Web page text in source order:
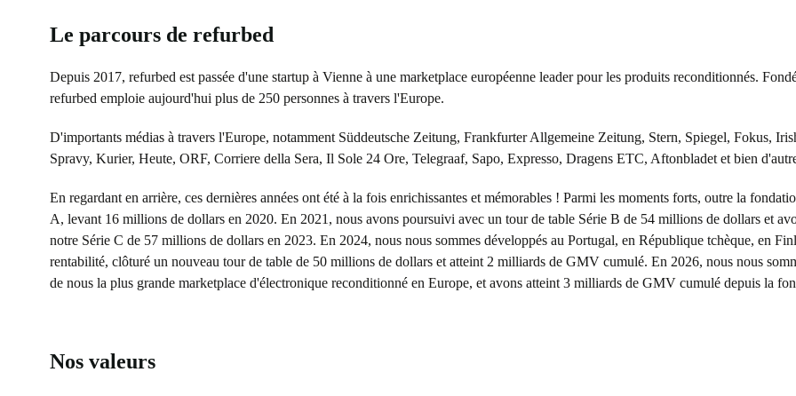
Le parcours de refurbed
Depuis 2017, refurbed est passée d'une startup à Vienne à une marketplace européenne leader pour les produits reconditionnés.
refurbed emploie aujourd'hui plus de 250 personnes à travers l'Europe.
D'importants médias à travers l'Europe, notamment Süddeutsche Zeitung, Frankfurter Allgemeine Zeitung, Stern, Spiegel, Fokus,
Spravy, Kurier, Heute, ORF, Corriere della Sera, Il Sole 24 Ore, Telegraaf, Sapo, Expresso, Dragens ETC, Aftonbladet et bien
En regardant en arrière, ces dernières années ont été à la fois enrichissantes et mémorables ! Parmi les moments forts, outre la
A, levant 16 millions de dollars en 2020. En 2021, nous avons poursuivi avec un tour de table Série B de 54 millions de dollars et
notre Série C de 57 millions de dollars en 2023. En 2024, nous nous sommes développés au Portugal, en République tchèque, en
rentabilité, clôturé un nouveau tour de table de 50 millions de dollars et atteint 2 milliards de GMV cumulé. En 2026, nous nous
de nous la plus grande marketplace d'électronique reconditionné en Europe, et avons atteint 3 milliards de GMV cumulé depuis la
Nos valeurs